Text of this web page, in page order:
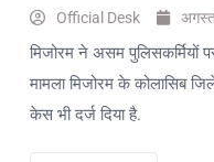
Official Desk
मिजोरम ने असम पुलिसकर्मियों
मामला मिजोरम के कोलासिब
केस भी दर्ज दिया है.